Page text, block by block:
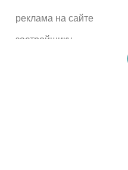
реклама на сайте
застройщику